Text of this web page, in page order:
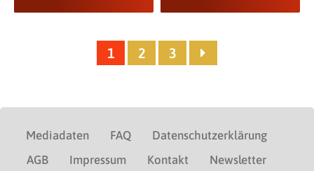
1 2 3
Mediadaten FAQ
Datenschutzerklärung
AGB
Impressum Kontakt Newsletter